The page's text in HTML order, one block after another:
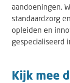
aandoeningen.
standaardzorg
opleiden en
gespecialiseerd
Kijk mee